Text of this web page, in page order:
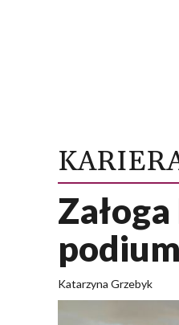
Katarzyna Grzebyk